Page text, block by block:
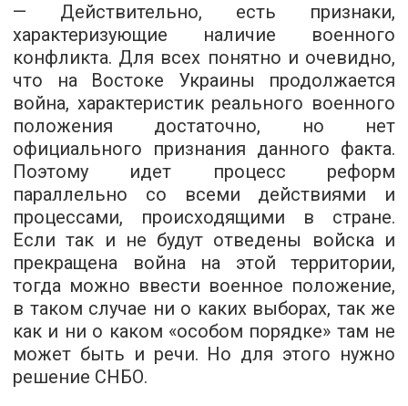
— Действительно, есть признаки,
характеризующие наличие военного
конфликта. Для всех понятно и очевидно,
что на Востоке Украины продолжается
война, характеристик реального военного
положения достаточно, но нет
официального признания данного факта.
Поэтому идет процесс реформ
параллельно со всеми действиями и
процессами, происходящими в стране.
Если так и не будут отведены войска и
прекращена война на этой территории,
тогда можно ввести военное положение,
в таком случае ни о каких выборах, так же
как и ни о каком «особом порядке» там не
может быть и речи. Но для этого нужно
решение СНБО.